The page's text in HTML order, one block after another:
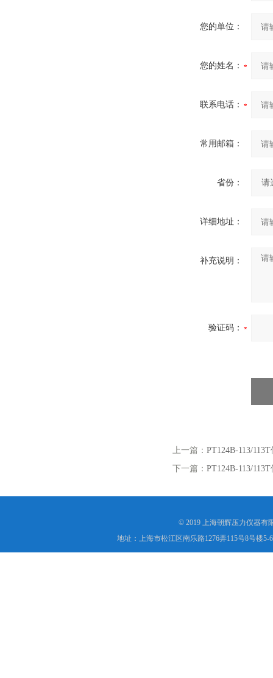
您的单位：
您的姓名：
联系电话：
常用邮箱：
省份：
详细地址：
补充说明：
验证码：
上一篇： PT124B-113/
下一篇： PT124B-113/
© 2019 上海朝辉压力仪器有
地址：上海市松江区南乐路1276弄115号8号楼5-